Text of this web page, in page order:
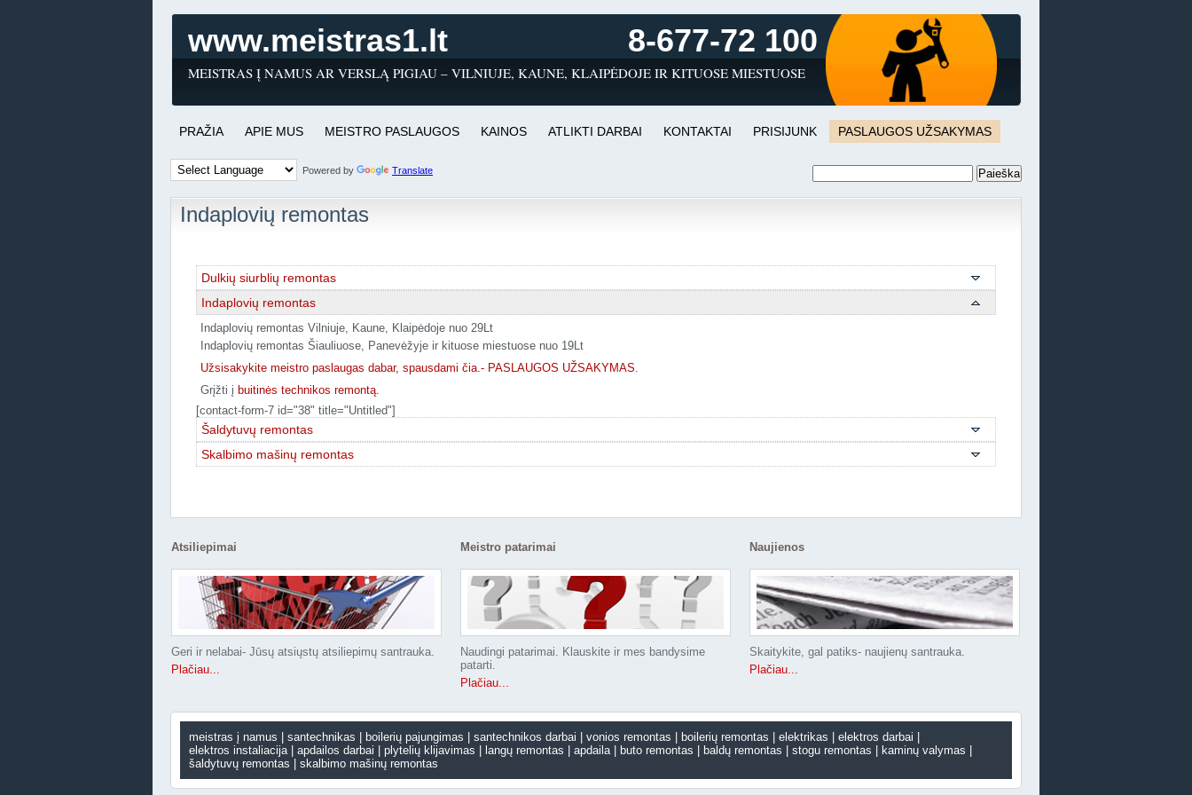
www.meistras1.lt 8-677-72 100
MEISTRAS Į NAMUS AR VERSLĄ PIGIAU – VILNIUJE, KAUNE, KLAIPĖDOJE IR KITUOSE MIESTUOSE
PRAŽIA APIE MUS MEISTRO PASLAUGOS KAINOS ATLIKTI DARBAI KONTAKTAI PRISIJUNK PASLAUGOS UŽSAKYMAS
Powered by Translate
Indaplovių remontas
Dulkių siurblių remontas
Indaplovių remontas
Indaplovių remontas Vilniuje, Kaune, Klaipėdoje nuo 29Lt
Indaplovių remontas Šiauliuose, Panevėžyje ir kituose miestuose nuo 19Lt
Užsisakykite meistro paslaugas dabar, spausdami čia.- PASLAUGOS UŽSAKYMAS
Grįžti į buitinės technikos remontą.
[contact-form-7 id="38" title="Untitled"]
Šaldytuvų remontas
Skalbimo mašinų remontas
Atsiliepimai
Geri ir nelabai- Jūsų atsiųstų atsiliepimų santrauka.
Plačiau...
Meistro patarimai
Naudingi patarimai. Klauskite ir mes bandysime
patarti.
Plačiau...
Naujienos
Skaitykite, gal patiks- naujienų santrauka.
Plačiau...
meistras į namus santechnikas boilerių pajungimas santechnikos darbai vonios remontas boilerių remontas elektrikas
elektros darbai
elektros instaliacija
apdailos darbai plytelių klijavimas langų remontas apdaila buto remontas baldų remontas stogu remontas
kaminų valymas
šaldytuvų remontas
skalbimo mašinų remontas